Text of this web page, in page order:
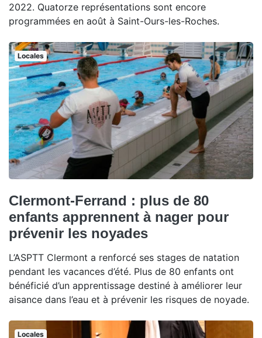
2022. Quatorze représentations sont encore
programmées en août à Saint-Ours-les-Roches.
Locales
Clermont-Ferrand : plus de 80
enfants apprennent à nager pour
prévenir les noyades
L’ASPTT Clermont a renforcé ses stages de natation
pendant les vacances d’été. Plus de 80 enfants ont
bénéficié d’un apprentissage destiné à améliorer leur
aisance dans l’eau et à prévenir les risques de noyade.
Locales